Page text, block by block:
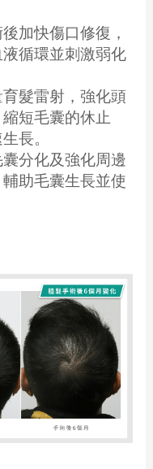
加快傷口修復，
循環並刺激弱化
髮雷射，強化頭
短毛囊的休止
長。
分化及強化周邊
助毛囊生長並使